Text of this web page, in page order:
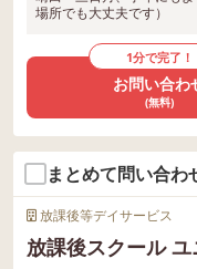
場所でも大丈夫です）
1分で完了！
お問い合わ
(無料)
まとめて問い合わ
放課後等デイサービス
放課後スクール